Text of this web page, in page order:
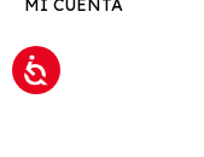
MI CUENTA